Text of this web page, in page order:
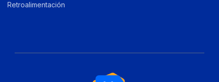
Retroalimentación